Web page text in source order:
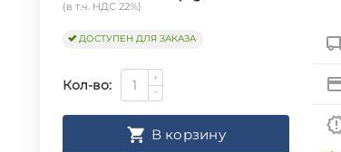
(в т.ч. НДС 22%)
ДОСТУПЕН ДЛЯ ЗАКАЗА
Кол-во:
+
−
В корзину